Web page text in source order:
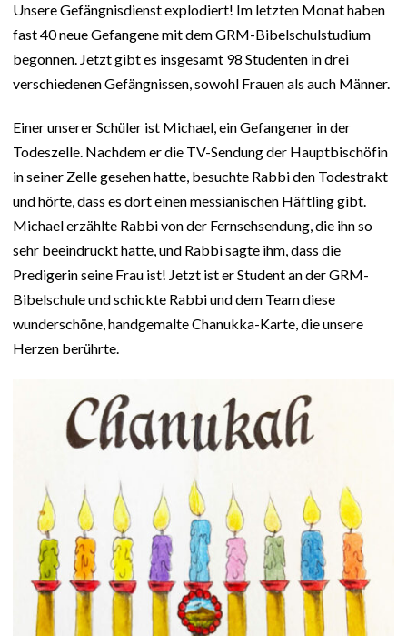
Unsere Gefängnisdienst explodiert! Im letzten Monat haben
fast 40 neue Gefangene mit dem GRM-Bibelschulstudium
begonnen. Jetzt gibt es insgesamt 98 Studenten in drei
verschiedenen Gefängnissen, sowohl Frauen als auch Männer.
Einer unserer Schüler ist Michael, ein Gefangener in der
Todeszelle. Nachdem er die TV-Sendung der Hauptbischöfin
in seiner Zelle gesehen hatte, besuchte Rabbi den Todestrakt
und hörte, dass es dort einen messianischen Häftling gibt.
Michael erzählte Rabbi von der Fernsehsendung, die ihn so
sehr beeindruckt hatte, und Rabbi sagte ihm, dass die
Predigerin seine Frau ist! Jetzt ist er Student an der GRM-
Bibelschule und schickte Rabbi und dem Team diese
wunderschöne, handgemalte Chanukka-Karte, die unsere
Herzen berührte.